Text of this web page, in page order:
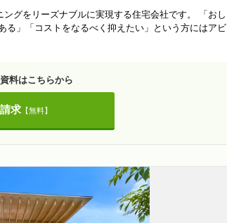
グをリーズナブルに実現する住宅会社です。 「おし
る」「コストをなるべく抑えたい」という方にはアビ
料はこちらから
求【無料】